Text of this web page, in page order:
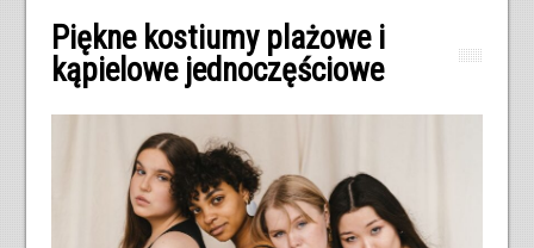
Piękne kostiumy plażowe i
kąpielowe jednoczęściowe